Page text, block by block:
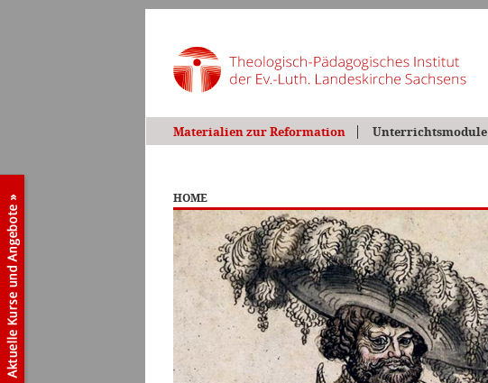
Materialien zur Reformation Unterrichtsmodule
HOME